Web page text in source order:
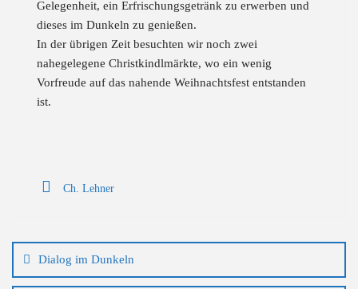
Gelegenheit, ein Erfrischungsgetränk zu erwerben und
dieses im Dunkeln zu genießen.
In der übrigen Zeit besuchten wir noch zwei
nahegelegene Christkindlmärkte, wo ein wenig
Vorfreude auf das nahende Weihnachtsfest entstanden
ist.
Ch. Lehner
Dialog im Dunkeln